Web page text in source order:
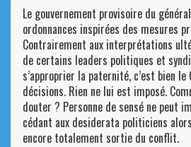
Le gouvernement provisoire du
ordonnances inspirées des mesures
Contrairement aux interprétations
de certains leaders politiques et
s’approprier la paternité, c’est bien
décisions. Rien ne lui est imposé.
douter ? Personne de sensé ne peut
cédant aux desiderata politiciens
encore totalement sortie du conflit.